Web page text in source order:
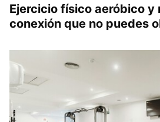
Ejercicio físico aeróbico y
conexión que no puedes